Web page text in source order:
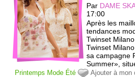
Par DAME
17:00
Après les
tendances
Twinset
Twinset
sa campagne
Summer»,
Printemps Mode Été Ajouter à mon